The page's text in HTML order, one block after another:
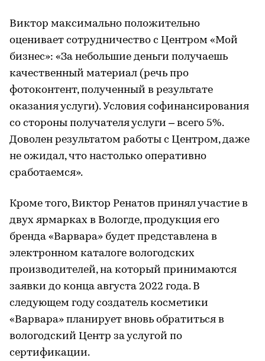
Виктор максимально положительно
оценивает сотрудничество с Центром «Мой
бизнес»: «За небольшие деньги получаешь
качественный материал (речь про
фотоконтент, полученный в результате
оказания услуги). Условия софинансирования
со стороны получателя услуги – всего 5%.
Доволен результатом работы с Центром, даже
не ожидал, что настолько оперативно
сработаемся».
Кроме того, Виктор Ренатов принял участие в
двух ярмарках в Вологде, продукция его
бренда «Варвара» будет представлена в
электронном каталоге вологодских
производителей, на который принимаются
заявки до конца августа 2022 года. В
следующем году создатель косметики
«Варвара» планирует вновь обратиться в
вологодский Центр за услугой по
сертификации.